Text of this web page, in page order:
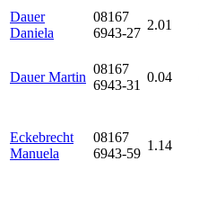
Dauer
Daniela
08167
6943-27
2.01
Dauer Martin
08167
6943-31
0.04
Eckebrecht
Manuela
08167
6943-59
1.14